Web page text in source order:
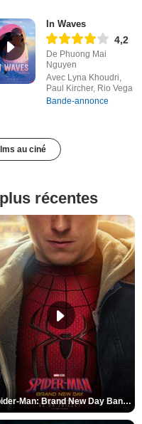
In Waves
4,2
De Phuong Mai
Nguyen
Avec Lyna Khoudri,
Paul Kircher, Rio Vega
Bande-annonce
au ciné
récentes
Spider-Man: Brand New Day Bande-annonce (3) VO STFR